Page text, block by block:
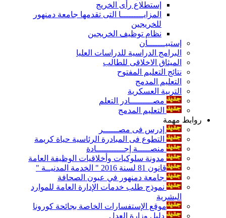
إستطلاع رأى الخريج
المزايـــــــــا التى تقدمها جامعة دمنهور
للخريجين
نظام توظيف الخريجين
إستبيـــــــان
البرامج الدراسية للدراسات العليا
الميثاق الاخلاقى للطالب
نتائج التعليم المفتوح
التعليم المدمج
التربية العسكرية
مصـــــــــادر التعلم
التعليم المدمج
روابط مهمة
إدرس فى مصــــــر
التطوع فى المبادرة الرئاسية حياة كريمة
منصـــــة إجـــــــــــادة
مدونة سلوكيات وأخلاقيات الوظيفة العامة
قانون 81 لسنة 2016 " الخدمة المدنيــة "
جامعة دمنهور في عيون الصحافة
نموذج طلب خدمات الإدارة العامة للموارد
البشرية
موقع الإستفسارات الخاصة بجائحة كورونا
دليل وزارة العدل